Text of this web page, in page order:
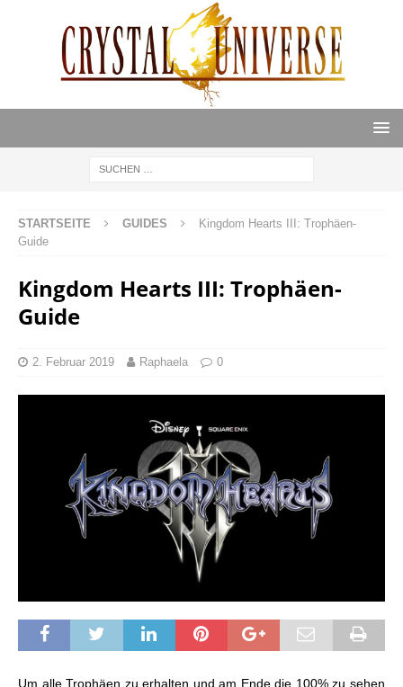
STARTSEITE GUIDES
Kingdom Hearts III: Trophäen-
Guide
Kingdom Hearts III: Trophäen-
Guide
2. Februar 2019 Raphaela 0
Um alle Trophäen zu erhalten und am Ende die 100% zu sehen